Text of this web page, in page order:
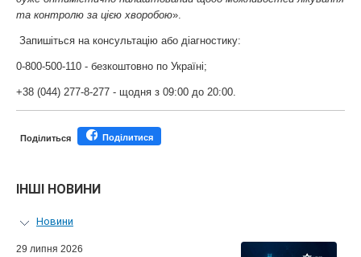
та контролю за цією хворобою».
Запишіться на консультацію або діагностику:
0-800-500-110 - безкоштовно по Україні;
+38 (044) 277-8-277 - щодня з 09:00 до 20:00.
Поділиться Поділитися
ІНШІ НОВИНИ
Новини
Персональний гід
29 липня 2026